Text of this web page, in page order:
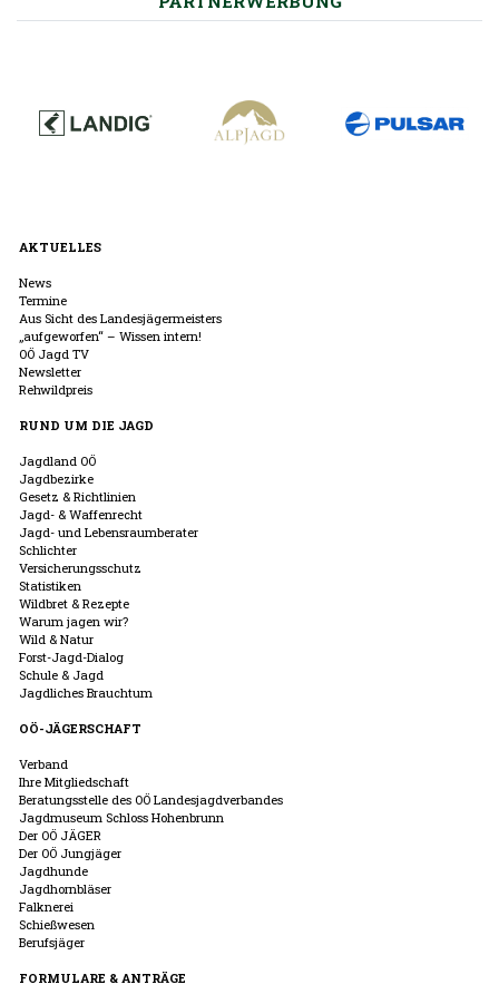
AKTUELLES
News
Termine
Aus Sicht des Landesjägermeisters
„aufgeworfen“ – Wissen intern!
OÖ Jagd TV
Newsletter
Rehwildpreis
RUND UM DIE JAGD
Jagdland OÖ
Jagdbezirke
Gesetz & Richtlinien
Jagd- & Waffenrecht
Jagd- und Lebensraumberater
Schlichter
Versicherungsschutz
Statistiken
Wildbret & Rezepte
Warum jagen wir?
Wild & Natur
Forst-Jagd-Dialog
Schule & Jagd
Jagdliches Brauchtum
OÖ-JÄGERSCHAFT
Verband
Ihre Mitgliedschaft
Beratungsstelle des OÖ Landesjagdverbandes
Jagdmuseum Schloss Hohenbrunn
Der OÖ JÄGER
Der OÖ Jungjäger
Jagdhunde
Jagdhornbläser
Falknerei
Schießwesen
Berufsjäger
FORMULARE & ANTRÄGE